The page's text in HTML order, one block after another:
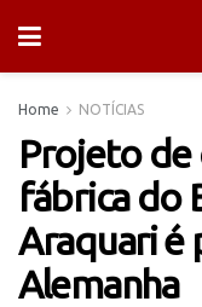
Home NOTÍCIAS
Projeto de
fábrica do
Araquari é
Alemanha